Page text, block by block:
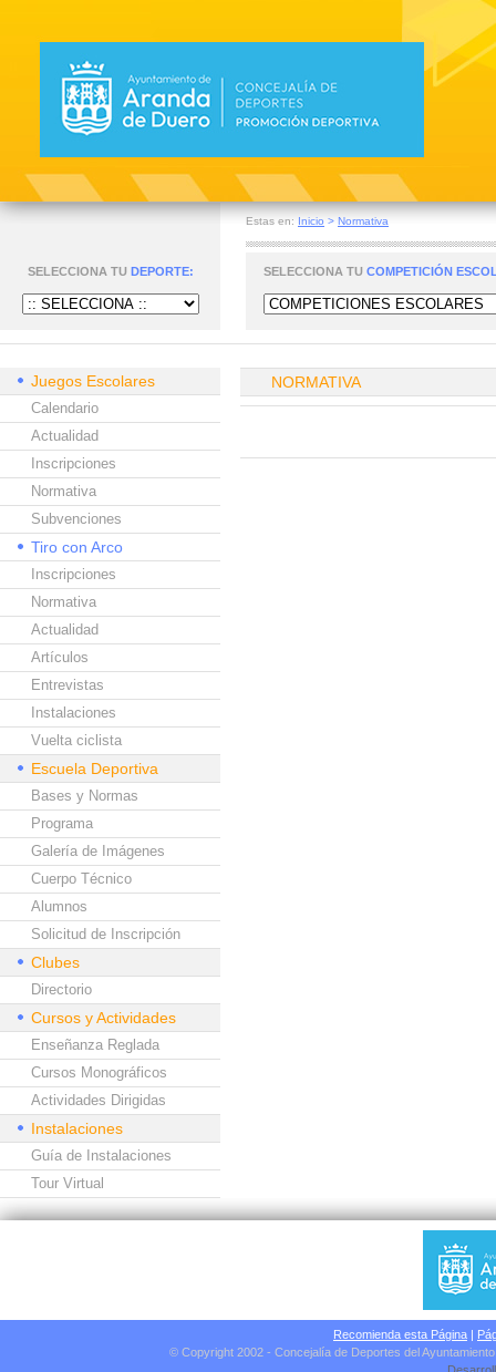
Estas en: Inicio > Normativa
SELECCIONA TU DEPORTE: SELECCIONA TU COMPETICIÓN
Juegos Escolares
Calendario
Actualidad
Inscripciones
Normativa
Subvenciones
Tiro con Arco
Inscripciones
Normativa
Actualidad
Artículos
Entrevistas
Instalaciones
Vuelta ciclista
Escuela Deportiva
Bases y Normas
Programa
Galería de Imágenes
Cuerpo Técnico
Alumnos
Solicitud de Inscripción
Clubes
Directorio
Cursos y Actividades
Enseñanza Reglada
Cursos Monográficos
Actividades Dirigidas
Instalaciones
Guía de Instalaciones
Tour Virtual
NORMATIVA
Recomienda esta Página |
© Copyright 2002 - Concejalía de Deportes del